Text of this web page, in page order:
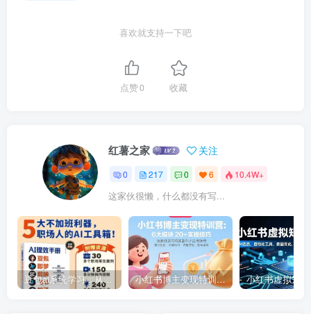
喜欢就支持一下吧
点赞0 收藏
红薯之家 关注
0 217 0 6 10.4W+
这家伙很懒，什么都没有写...
豆包ai系统学习，从小白到高手系列 小红书博主变现特训营：6大模块20+实操技巧 快速打造可持续盈利小红书账号